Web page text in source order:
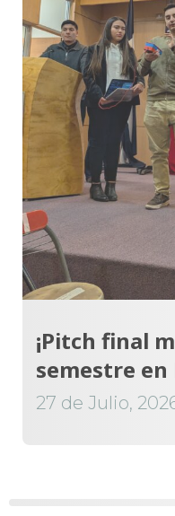
¡Pitch final
semestre en
27 de Julio,